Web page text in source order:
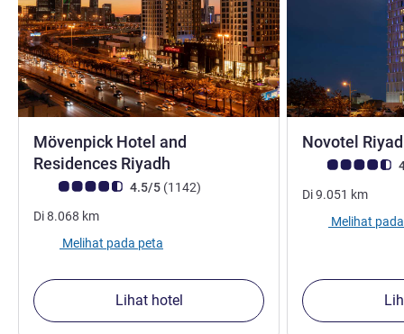
Mövenpick Hotel and
Residences Riyadh
Catatan tamu Avis (Peringkat ALL)
4.5/5 (1142ulasan
)
Di8.068 km
Melihat pada peta
Lihat hotel
Novotel
Catatan tamu
Di9.051 km
Melihat